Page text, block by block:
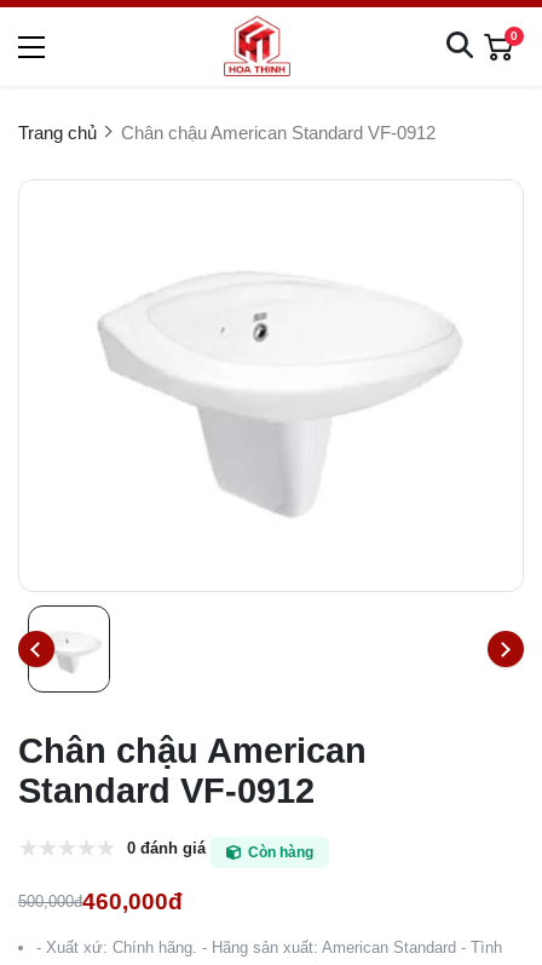
0
Trang chủ Chân chậu American Standard VF-0912
Chân chậu American
Standard VF-0912
0 đánh giá Còn hàng
500,000đ460,000đ
- Xuất xứ: Chính hãng. - Hãng sản xuất: American Standard - Tình